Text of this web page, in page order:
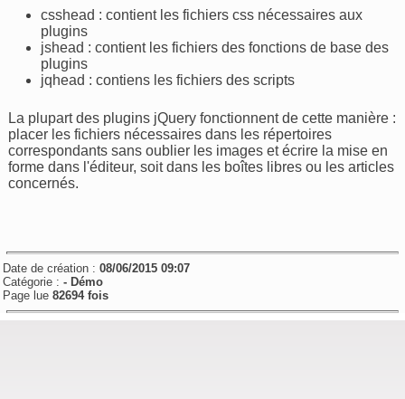
csshead : contient les fichiers css nécessaires aux
plugins
jshead : contient les fichiers des fonctions de base des
plugins
jqhead : contiens les fichiers des scripts
La plupart des plugins jQuery fonctionnent de cette manière :
placer les fichiers nécessaires dans les répertoires
correspondants sans oublier les images et écrire la mise en
forme dans l'éditeur, soit dans les boîtes libres ou les articles
concernés.
Date de création :08/06/2015 09:07
Catégorie :- Démo
Page lue82694 fois